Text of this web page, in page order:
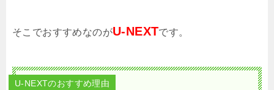
そこでおすすめなのがU-NEXTです。
U-NEXTのおすすめ理由